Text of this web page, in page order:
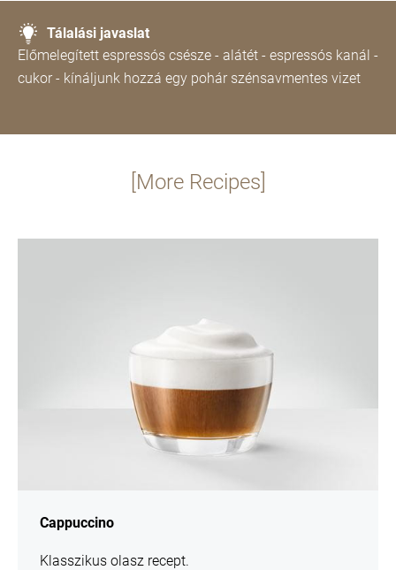
Tálalási javaslat
Előmelegített espressós csésze - alátét - espressós kanál -
cukor - kínáljunk hozzá egy pohár szénsavmentes vizet
[More Recipes]
Cappuccino
Klasszikus olasz recept.